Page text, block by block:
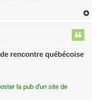
rencontre québécoise
la pub d'un site de